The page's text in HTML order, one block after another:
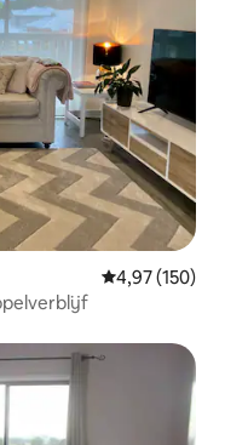
Gemiddelde
4,97 (150)